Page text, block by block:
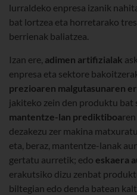
lurraldeko enpresa izanik
bat lortzea eta horretarako
berrienak baliatzea.
Izan ere, adimen artifizialak
enpresa eta sektore
prezioaren malgutasunaren
jakiteko zein den produktu bat
mantentze-lan prediktiboa
dezakezu zer makina
eta, beraz, mantentze-lanak
gertatu aurretik; edo eskaera
erakutsiko dizu zenbat
biltegian edo denda batean